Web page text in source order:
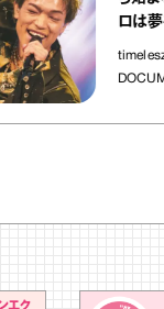
ロは夢をも
れた場所」
timelesz